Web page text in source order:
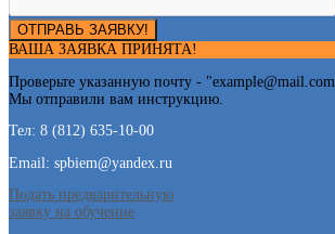
ОТПРАВЬ ЗАЯВКУ!
ВАША ЗАЯВКА ПРИНЯТА!
Проверьте указанную почту - "example@mail.com
Мы отправили вам инструкцию.
Тел: 8 (812) 635-10-00
Email: spbiem@yandex.ru
Подать предварительную
заявку на обучение